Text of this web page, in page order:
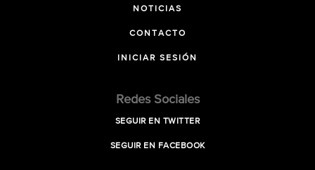
NOTICIAS
CONTACTO
INICIAR SESIÓN
Redes Sociales
SEGUIR EN TWITTER
SEGUIR EN FACEBOOK